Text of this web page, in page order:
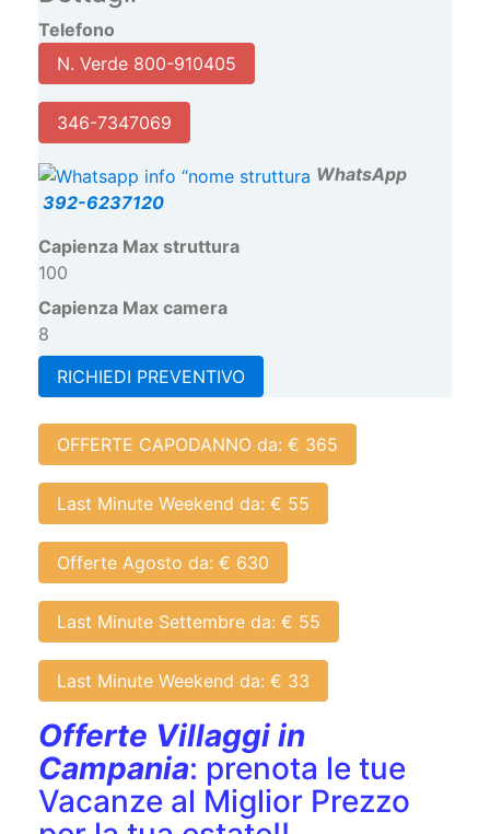
Telefono
N. Verde 800-910405
346-7347069
392-6237120
100
8
RICHIEDI PREVENTIVO
OFFERTE CAPODANNO da: € 365
Last Minute Weekend da: € 55
Offerte Agosto da: € 630
Last Minute Settembre da: € 55
Last Minute Weekend da: € 33
Offerte Villaggi in
Campania: prenota le tue
Vacanze al Miglior Prezzo
per la tua estate!!